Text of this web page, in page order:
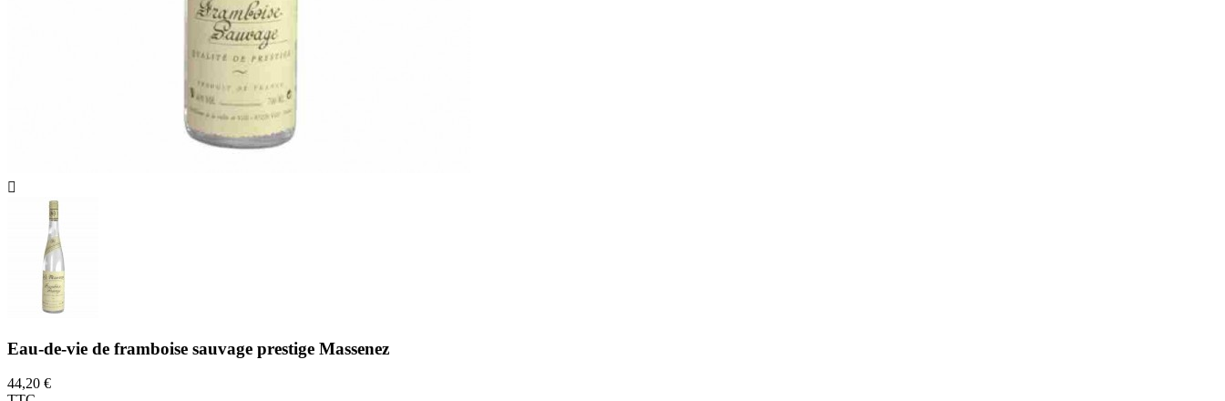

Eau-de-vie de framboise sauvage prestige Massenez
44,20 €